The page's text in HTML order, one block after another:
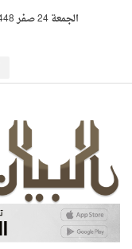
الجمعة 24 صفر 1448 هـ